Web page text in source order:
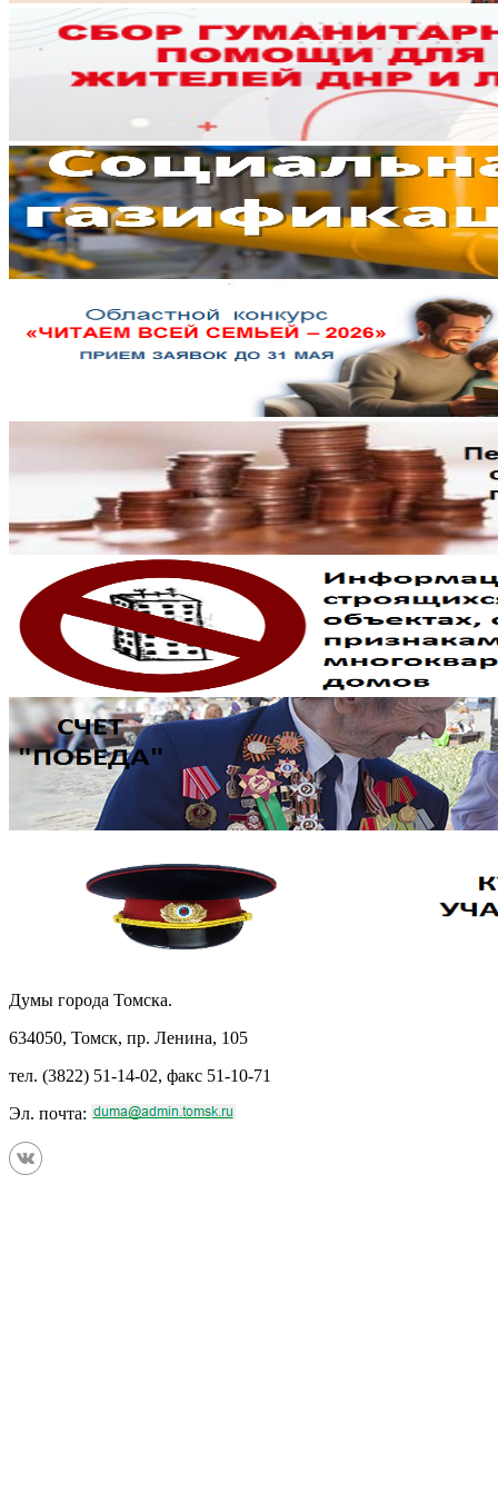
Думы города Томска.
634050, Томск, пр. Ленина, 105
тел. (3822) 51-14-02, факс 51-10-71
Эл. почта: